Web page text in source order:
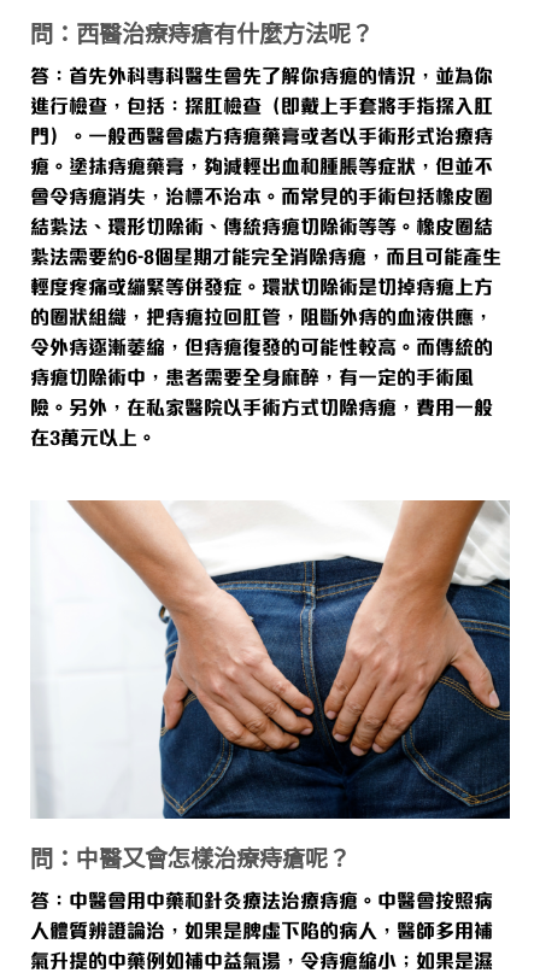
問：西醫治療痔瘡有什麼方法呢？
答： 首先外科專科醫生會先了解你痔瘡的情況，並為你
進行檢查，包括：探肛檢查（即戴上手套將手指探入肛
門）。一般西醫會處方痔瘡藥膏或者以手術形式治療痔
瘡。塗抹痔瘡藥膏，夠減輕出血和腫脹等症狀，但並不
會令痔瘡消失，治標不治本。而常見的手術包括橡皮圈
結紮法、環形切除術、傳統痔瘡切除術等等。橡皮圈結
紮法需要約6-8個星期才能完全消除痔瘡，而且可能產生
輕度疼痛或繃緊等併發症。環狀切除術是切掉痔瘡上方
的圈狀組織，把痔瘡拉回肛管，阻斷外痔的血液供應，
令外痔逐漸萎縮，但痔瘡復發的可能性較高。而傳統的
痔瘡切除術中，患者需要全身麻醉，有一定的手術風
險。另外，在私家醫院以手術方式切除痔瘡，費用一般
在3萬元以上。
問：中醫又會怎樣治療痔瘡呢？
答： 中醫會用中藥和針灸療法治療痔瘡。中醫會按照病
人體質辨證論治，如果是脾虛下陷的病人，醫師多用補
氣升提的中藥例如補中益氣湯，令痔瘡縮小；如果是濕